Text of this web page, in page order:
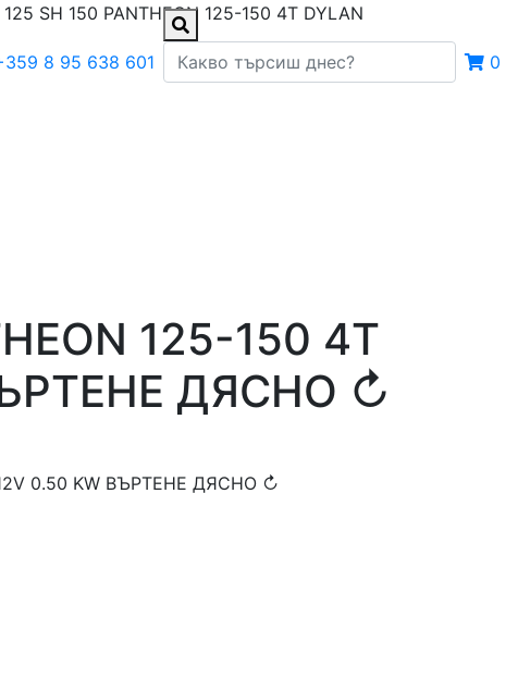
8 95 638 601 0
SH 150 PANTHEON 125-150 4T DYLAN
125-150 4T
ДЯСНО ↻
12V 0.50 KW ВЪРТЕНЕ ДЯСНО ↻